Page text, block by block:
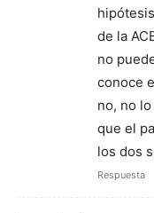
de la
no
conoce
no, no
que el
los dos
Respuesta